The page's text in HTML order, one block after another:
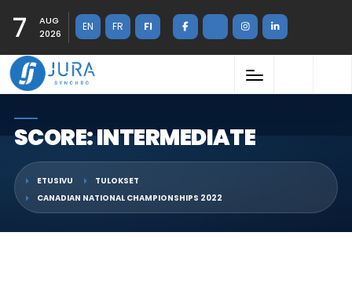
7
AUG
2026
EN FR FI
SCORE: INTERMEDIATE
ETUSIVU
TULOKSET
CANADIAN NATIONAL CHAMPIONSHIPS 2022